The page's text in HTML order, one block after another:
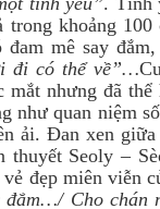
khoảng 100
mê say
đi có thể về”…
mắt nhưng đã thể
như quan niệm
ải. Đan xen giữa
thuyết Seoly –
đẹp miên viễn
Cho chán